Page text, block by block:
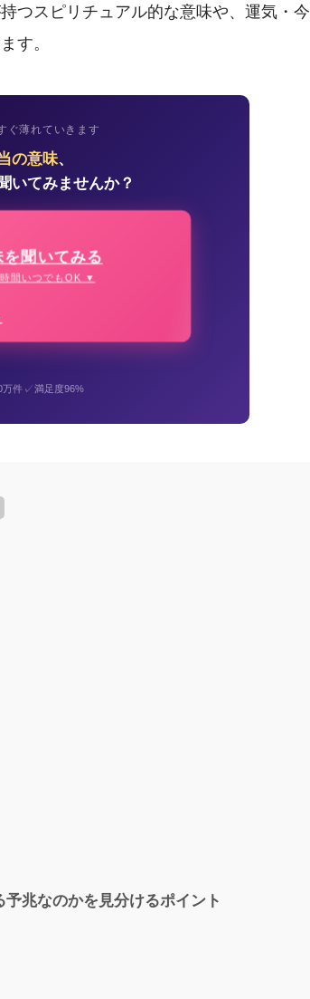
つスピリチュアル的な意味や、運気・今
す。
ぐ薄れていきます
の意味、
いてみませんか？
聞いてみる
間いつでもOK ▼
万件✓満足度96%
兆なのかを見分けるポイント